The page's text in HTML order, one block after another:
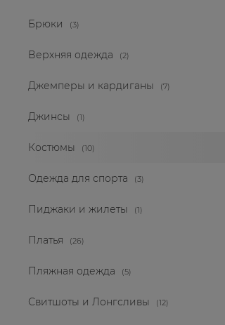
Брюки (3)
Верхняя одежда (2)
Джемперы и кардиганы (7)
Джинсы (1)
Костюмы (10)
Одежда для спорта (3)
Пиджаки и жилеты (1)
Платья (26)
Пляжная одежда (5)
Свитшоты и Лонгсливы (12)